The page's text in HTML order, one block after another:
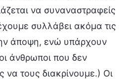
να συναναστραφείς
συλλάβει ακόμα τις
άποψη, ενώ υπάρχουν
άνθρωποι που δεν
τους διακρίνουμε.) Οι